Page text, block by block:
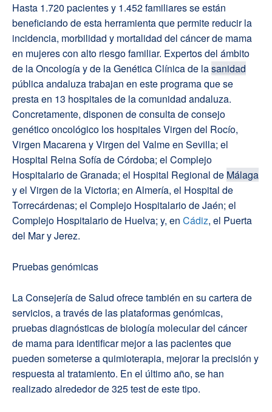
Hasta 1.720 pacientes y 1.452 familiares se están
beneficiando de esta herramienta que permite reducir la
incidencia, morbilidad y mortalidad del cáncer de mama
en mujeres con alto riesgo familiar. Expertos del ámbito
de la Oncología y de la Genética Clínica de lasanidad
pública andaluza trabajan en este programa que se
presta en 13 hospitales de la comunidad andaluza.
Concretamente, disponen de consulta de consejo
genético oncológico los hospitales Virgen del Rocío,
Virgen Macarena y Virgen del Valme en Sevilla; el
Hospital Reina Sofía de Córdoba; el Complejo
Hospitalario de Granada; el Hospital Regional de Málaga
y el Virgen de la Victoria; en Almería, el Hospital de
Torrecárdenas; el Complejo Hospitalario de Jaén; el
Complejo Hospitalario de Huelva; y, en Cádiz, el Puerta
del Mar y Jerez.
Pruebas genómicas
La Consejería de Salud ofrece también en su cartera de
servicios, a través de las plataformas genómicas,
pruebas diagnósticas de biología molecular del cáncer
de mama para identificar mejor a las pacientes que
pueden someterse a quimioterapia, mejorar la precisión y
respuesta al tratamiento. En el último año, se han
realizado alrededor de 325 test de este tipo.